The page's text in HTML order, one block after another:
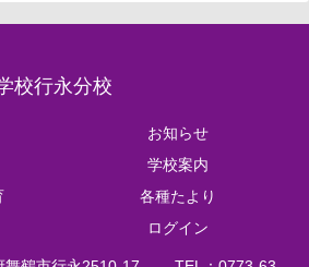
校行永分校
お知らせ
学校案内
各種たより
ログイン